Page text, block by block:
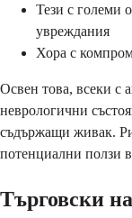
Тези с големи
увреждания
Хора с
Освен това, всеки с
неврологични
съдържащи живак.
потенциални ползи
Търговски